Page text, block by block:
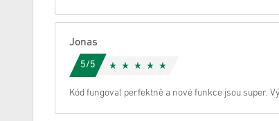
zrušení
Jonas
5/5
Kód fungoval perfektně a nové funkce jsou super.